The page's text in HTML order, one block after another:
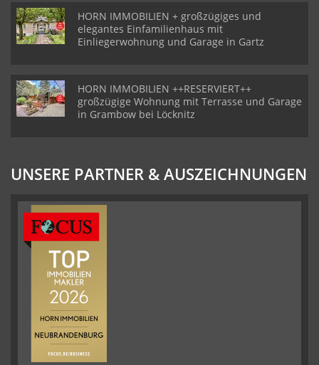
HORN IMMOBILIEN + großzügiges und
elegantes Einfamilienhaus mit
Einliegerwohnung und Garage in Gartz
HORN IMMOBILIEN ++RESERVIERT++
großzügige Wohnung mit Terrasse und Garage
in Grambow bei Löcknitz
UNSERE PARTNER & AUSZEICHNUNGEN